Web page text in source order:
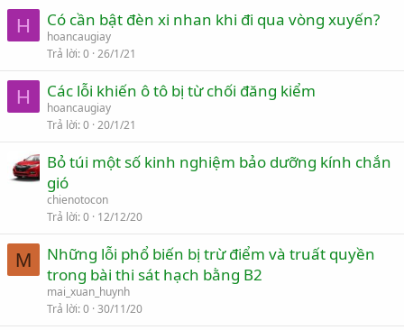
H Có cần bật đèn xi nhan khi đi qua vòng xuyến?
hoancaugiay
Trả lời 0 26/1/21
H Các lỗi khiến ô tô bị từ chối đăng kiểm
hoancaugiay
Trả lời 0 20/1/21
Bỏ túi một số kinh nghiệm bảo dưỡng kính chắn
gió
chienotocon
Trả lời 0 12/12/20
M
Những lỗi phổ biến bị trừ điểm và truất quyền
trong bài thi sát hạch bằng B2
mai_xuan_huynh
Trả lời 0 30/11/20